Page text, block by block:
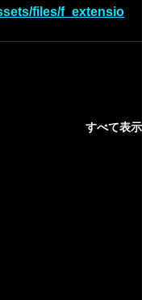
files/f_extensio
すべて表示